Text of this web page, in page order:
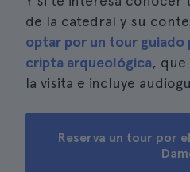
de la catedral y su
optar por un tour guiado
cripta arqueológica, que
la visita e incluye
Reserva un tour por